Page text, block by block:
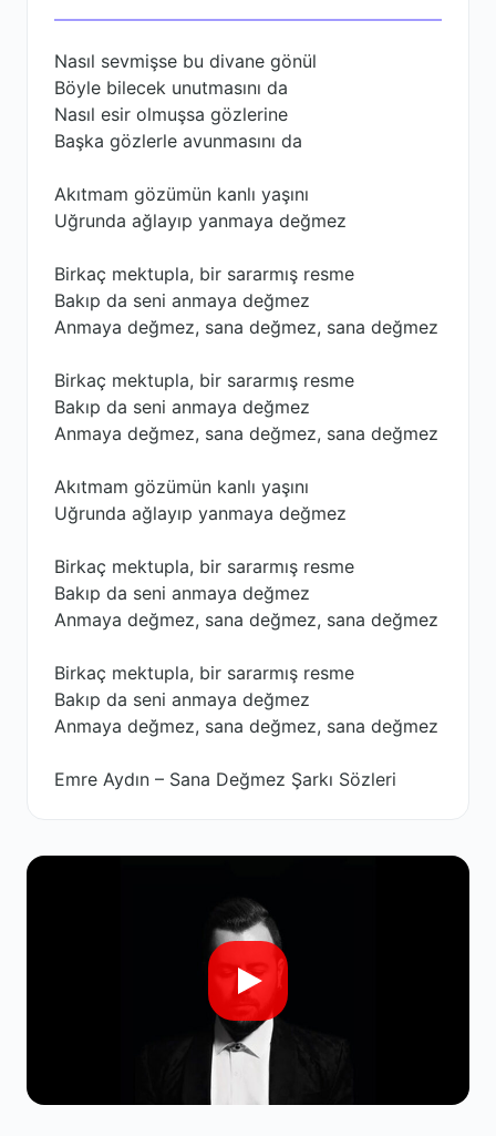
Nasıl sevmişse bu divane gönül
Böyle bilecek unutmasını da
Nasıl esir olmuşsa gözlerine
Başka gözlerle avunmasını da
Akıtmam gözümün kanlı yaşını
Uğrunda ağlayıp yanmaya değmez
Birkaç mektupla, bir sararmış resme
Bakıp da seni anmaya değmez
Anmaya değmez, sana değmez, sana değmez
Birkaç mektupla, bir sararmış resme
Bakıp da seni anmaya değmez
Anmaya değmez, sana değmez, sana değmez
Akıtmam gözümün kanlı yaşını
Uğrunda ağlayıp yanmaya değmez
Birkaç mektupla, bir sararmış resme
Bakıp da seni anmaya değmez
Anmaya değmez, sana değmez, sana değmez
Birkaç mektupla, bir sararmış resme
Bakıp da seni anmaya değmez
Anmaya değmez, sana değmez, sana değmez
Emre Aydın – Sana Değmez Şarkı Sözleri